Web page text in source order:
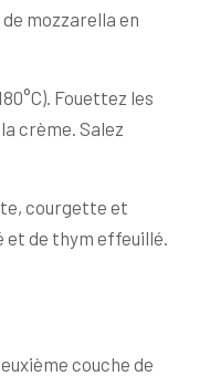
mozzarella en
Fouettez les
crème. Salez
courgette et
et de thym effeuillé.
couche de